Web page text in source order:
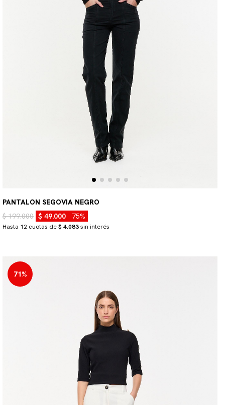
PANTALON SEGOVIA NEGRO
$ 199.000 $ 49.000 75%
Hasta 12 cuotas de$ 4.083sin interés
71%